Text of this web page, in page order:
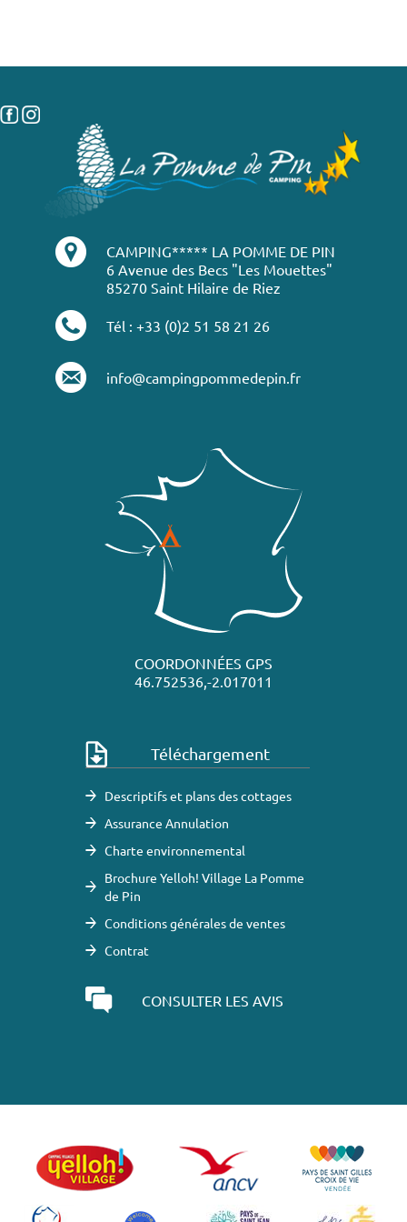
CAMPING***** LA POMME DE PIN
6 Avenue des Becs "Les Mouettes"
85270 Saint Hilaire de Riez
Tél : +33 (0)2 51 58 21 26
info@campingpommedepin.fr
COORDONNÉES GPS
46.752536,-2.017011
Téléchargement
Descriptifs et plans des cottages
Assurance Annulation
Charte environnemental
Brochure Yelloh! Village La Pomme
de Pin
Conditions générales de ventes
Contrat
CONSULTER LES AVIS